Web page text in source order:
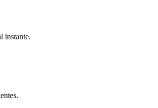
instante.